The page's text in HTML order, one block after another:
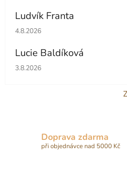
Ludvík Franta
Hodnocení obchodu je 5 z 5
4.8.2026
Lucie Baldíková
Hodnocení obchodu je 5 z 5
3.8.2026
Doprava zdarma
při objednávce nad 5000 Kč